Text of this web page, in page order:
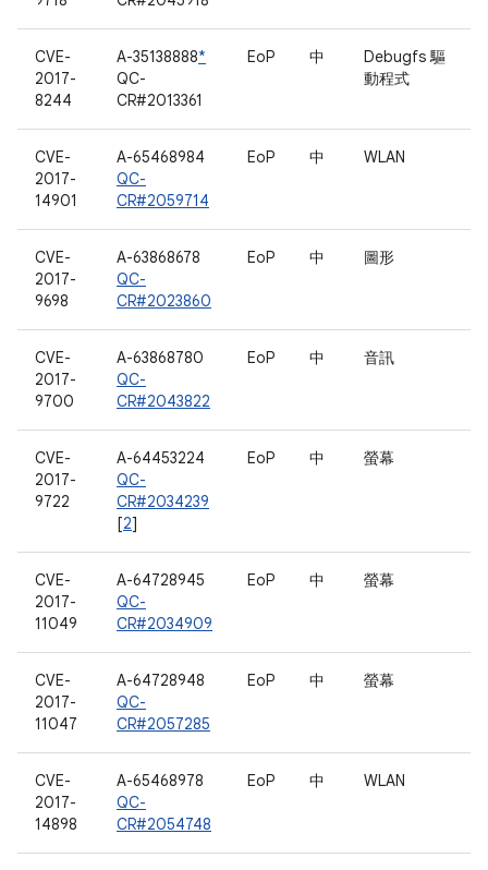
CVE-
2017-
8244
A-35138888*
QC-
CR#2013361
EoP 中
Debugfs 驅
動程式
CVE-
2017-
14901
A-65468984
QC-
CR#2059714
EoP 中 WLAN
CVE-
2017-
9698
A-63868678
QC-
CR#2023860
EoP 中 圖形
CVE-
2017-
9700
A-63868780
QC-
CR#2043822
EoP 中 音訊
CVE-
2017-
9722
A-64453224
QC-
CR#2034239
[2]
EoP 中 螢幕
CVE-
2017-
11049
A-64728945
QC-
CR#2034909
EoP 中 螢幕
CVE-
2017-
11047
A-64728948
QC-
CR#2057285
EoP 中 螢幕
CVE-
2017-
14898
A-65468978
QC-
CR#2054748
EoP 中 WLAN